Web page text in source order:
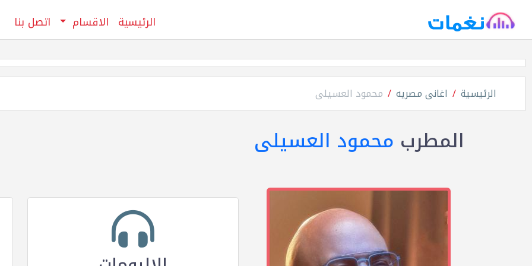
الرئيسية الاقسام اتصل بنا
الرئيسية اغانى مصريه محمود العسيلى
المطرب محمود العسيلى